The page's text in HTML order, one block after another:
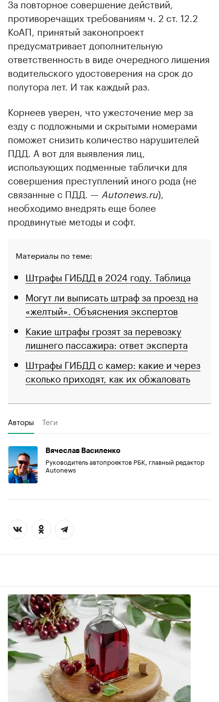
За повторное совершение действий,
противоречащих требованиям ч. 2 ст. 12.2
КоАП, принятый законопроект
предусматривает дополнительную
ответственность в виде очередного лишения
водительского удостоверения на срок до
полутора лет. И так каждый раз.
Корнеев уверен, что ужесточение мер за
езду с подложными и скрытыми номерами
поможет снизить количество нарушителей
ПДД. А вот для выявления лиц,
использующих подменные таблички для
совершения преступлений иного рода (не
связанные с ПДД. — Autonews.ru),
необходимо внедрять еще более
продвинутые методы и софт.
Материалы по теме:
Штрафы ГИБДД в 2024 году. Таблица
Могут ли выписать штраф за проезд на
«желтый». Объяснения экспертов
Какие штрафы грозят за перевозку
лишнего пассажира: ответ эксперта
Штрафы ГИБДД с камер: какие и через
сколько приходят, как их обжаловать
Авторы Теги
Вячеслав Василенко
Руководитель автопроектов РБК, главный редактор
Autonews